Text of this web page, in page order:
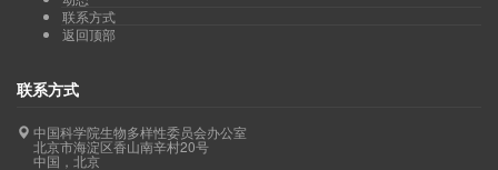
联系方式
返回顶部
联系方式
中国科学院生物多样性委员会办公室
北京市海淀区香山南辛村20号
中国，北京